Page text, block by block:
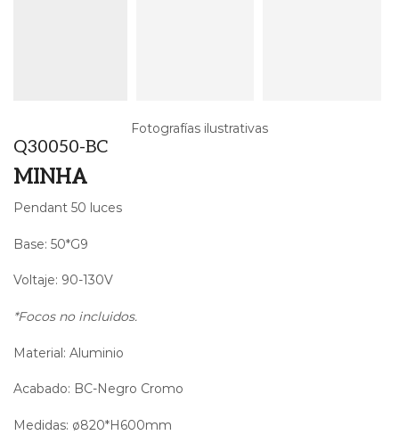
Fotografías ilustrativas
Q30050-BC
MINHA
Pendant 50 luces
Base: 50*G9
Voltaje: 90-130V
*Focos no incluidos.
Material: Aluminio
Acabado: BC-Negro Cromo
Medidas: ø820*H600mm